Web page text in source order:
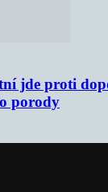
jde proti
porody